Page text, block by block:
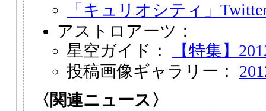
「キュリオシティ」
アストロアーツ：
星空ガイド：
【特集】
投稿画像ギャラリー：
〈関連ニュース〉